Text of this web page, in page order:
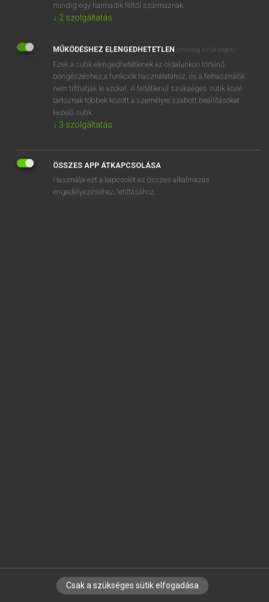
REGISZTRÁCIÓ
EURÓPAI UNIÓS TERMINOLÓGIAI SZÓTÁR
Kapcsolódó anyagok
Haltung im Freien
Haltungssystem
Haltungszeitraum
IRATKOZZ FEL HÍRLEVELÜNKRE!
mindig egy harmadik féltől származnak.
↓ 2 szolgáltatás
MŰKÖDÉSHEZ ELENGEDHETETLEN (mindig szükséges)
Ezek a sütik elengedhetetlenek az oldalunkon történő
böngészéshez,a funkciók használatához, és a felhasználók
nem tilthatják le azokat. A feltétlenül szükséges sütik közé
tartoznak többek között a személyre szabott beállításokat
kezelő sütik.
↓ 3 szolgáltatás
ÖSSZES APP ÁTKAPCSOLÁSA
Használja ezt a kapcsolót az összes alkalmazás
engedélyezéséhez/letiltásához.
Csak a szükséges sütik elfogadása